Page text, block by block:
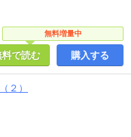
無料増量中
料で読む 購入する
２）